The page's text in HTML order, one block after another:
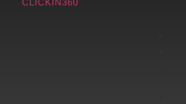
CLICKIN360